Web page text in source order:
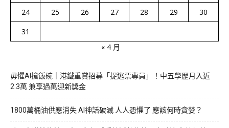
24
25 26 27 28 29
30
31
« 4 月
毋懼AI搶飯碗｜港鐵重賞招募「捉逃票專員」！中五學歷月入近
2.3萬 兼享過萬迎新獎金
1800萬桶油供應消失 AI神話破滅 人人恐懼了 應該何時貪婪？